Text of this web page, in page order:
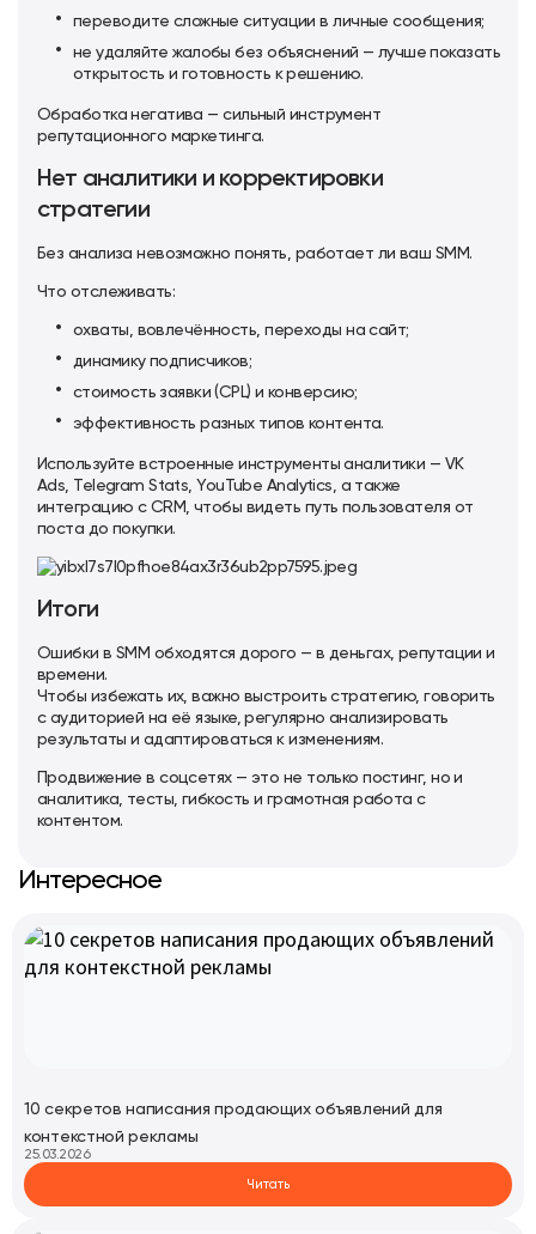
переводите сложные ситуации в личные сообщения;
не удаляйте жалобы без объяснений — лучше показать
открытость и готовность к решению.
Обработка негатива — сильный инструмент
репутационного маркетинга.
Нет аналитики и корректировки
стратегии
Без анализа невозможно понять, работает ли ваш SMM.
Что отслеживать:
охваты, вовлечённость, переходы на сайт;
динамику подписчиков;
стоимость заявки (CPL) и конверсию;
эффективность разных типов контента.
Используйте встроенные инструменты аналитики — VK
Ads, Telegram Stats, YouTube Analytics, а также
интеграцию с CRM, чтобы видеть путь пользователя от
поста до покупки.
Итоги
Ошибки в SMM обходятся дорого — в деньгах, репутации и
времени.
Чтобы избежать их, важно выстроить стратегию, говорить
с аудиторией на её языке, регулярно анализировать
результаты и адаптироваться к изменениям.
Продвижение в соцсетях — это не только постинг, но и
аналитика, тесты, гибкость и грамотная работа с
контентом.
Интересное
10 секретов написания продающих объявлений для
контекстной рекламы
25.03.2026
Читать